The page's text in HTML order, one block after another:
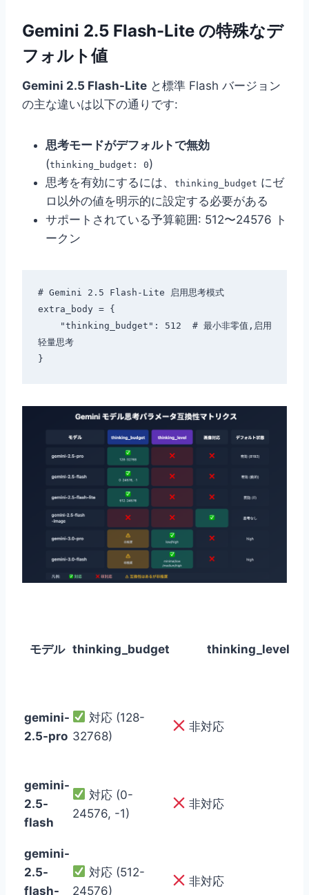
Gemini 2.5 Flash-Lite の特殊なデ
フォルト値
Gemini 2.5 Flash-Lite と標準 Flash バージョン
の主な違いは以下の通りです:
思考モードがデフォルトで無効
(thinking_budget: 0)
思考を有効にするには、
thinking_budget にゼ
ロ以外の値を明示的に設定する必要がある
サポートされている予算範囲: 512〜24576 ト
ークン
# Gemini 2.5 Flash-Lite 启用思考模式
extra_body = {
轻量思考
モデル thinking_budget thinking_level
gemini-
2.5-pro
対応 (128-
32768)
非対応
gemini-
2.5-
flash
対応 (0-
24576, -1)
非対応
gemini-
2.5-
flash-
対応 (512-
24576)
非対応